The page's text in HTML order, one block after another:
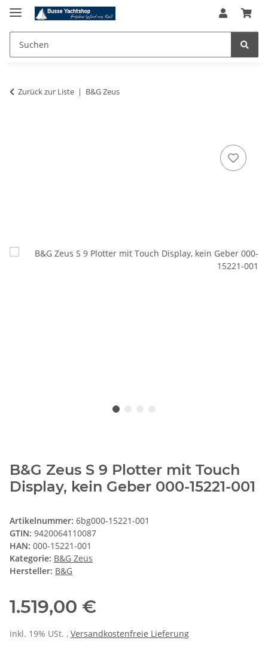
Zurück zur Liste B&G Zeus
B&G Zeus S 9 Plotter mit Touch
Display, kein Geber 000-15221-001
Artikelnummer: 6bg000-15221-001
GTIN: 9420064110087
HAN: 000-15221-001
Kategorie: B&G Zeus
Hersteller: B&G
1.519,00 €
inkl. 19% USt. , Versandkostenfreie Lieferung